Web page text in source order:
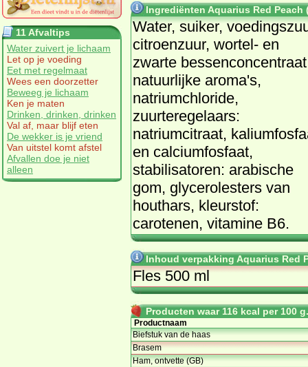
11 Afvaltips
Water zuivert je lichaam
Let op je voeding
Eet met regelmaat
Wees een doorzetter
Beweeg je lichaam
Ken je maten
Drinken, drinken, drinken
Val af, maar blijf eten
De wekker is je vriend
Van uitstel komt afstel
Afvallen doe je niet
alleen
Ingrediënten Aquarius Red Peach
Water, suiker,
citroenzuur, wortel- en
zwarte
natuurlijke aroma's,
natriumchloride,
zuurteregelaars:
natriumcitraat,
en calciumfosfaat,
stabilisatoren: arabische
gom, glycerolesters van
houthars, kleurstof:
carotenen, vitamine B6.
Inhoud verpakking Aquarius Red
Fles 500 ml
Producten waar 116 kcal per 100
Productnaam
Biefstuk van de haas
Brasem
Ham, ontvette (GB)